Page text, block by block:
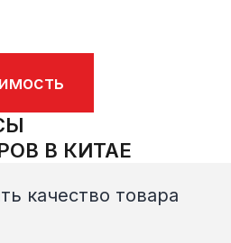
В КИТАЕ
качество товара